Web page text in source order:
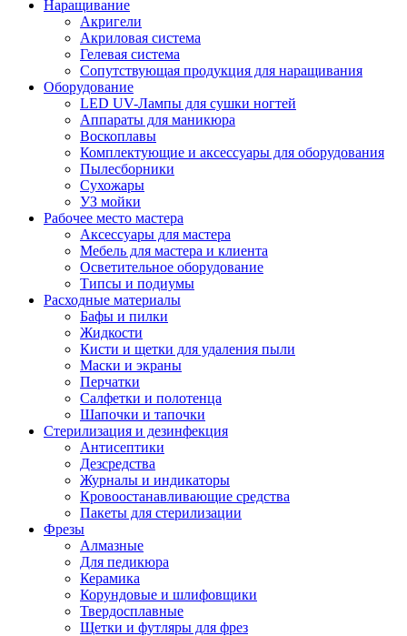
Наращивание
Акригели
Акриловая система
Гелевая система
Сопутствующая продукция для наращивания
Оборудование
LED UV-Лампы для сушки ногтей
Аппараты для маникюра
Воскоплавы
Комплектующие и аксессуары для оборудования
Пылесборники
Сухожары
УЗ мойки
Рабочее место мастера
Аксессуары для мастера
Мебель для мастера и клиента
Осветительное оборудование
Типсы и подиумы
Расходные материалы
Бафы и пилки
Жидкости
Кисти и щетки для удаления пыли
Маски и экраны
Перчатки
Салфетки и полотенца
Шапочки и тапочки
Стерилизация и дезинфекция
Антисептики
Дезсредства
Журналы и индикаторы
Кровоостанавливающие средства
Пакеты для стерилизации
Фрезы
Алмазные
Для педикюра
Керамика
Корундовые и шлифовщики
Твердосплавные
Щетки и футляры для фрез